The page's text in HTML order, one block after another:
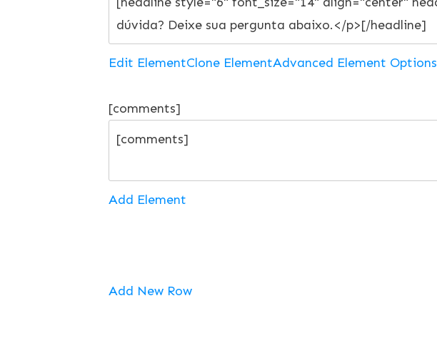
Edit ElementClone ElementAdvanced Element Options
[comments]
Add Element
Add New Row